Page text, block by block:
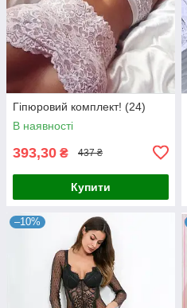
Гіпюровий комплект! (24)
В наявності
393,30 ₴ 437 ₴
Купити
–10%